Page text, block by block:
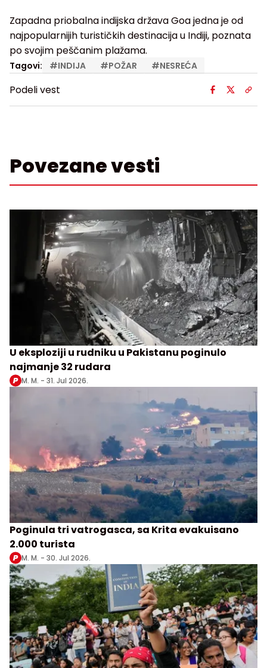
Zapadna priobalna indijska država Goa jedna je od
najpopularnijih turističkih destinacija u Indiji, poznata
po svojim peščanim plažama.
Tagovi: #INDIJA #POŽAR #NESREĆA
Podeli vest
Povezane vesti
U eksploziji u rudniku u Pakistanu poginulo
najmanje 32 rudara
M. M. - 31. Jul 2026.
Poginula tri vatrogasca, sa Krita evakuisano
2.000 turista
M. M. - 30. Jul 2026.